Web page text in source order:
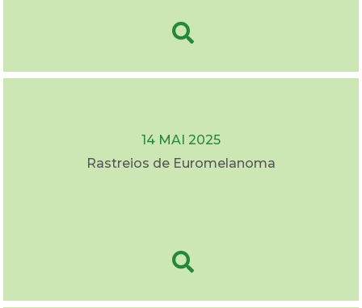
14 MAI 2025
Rastreios de Euromelanoma